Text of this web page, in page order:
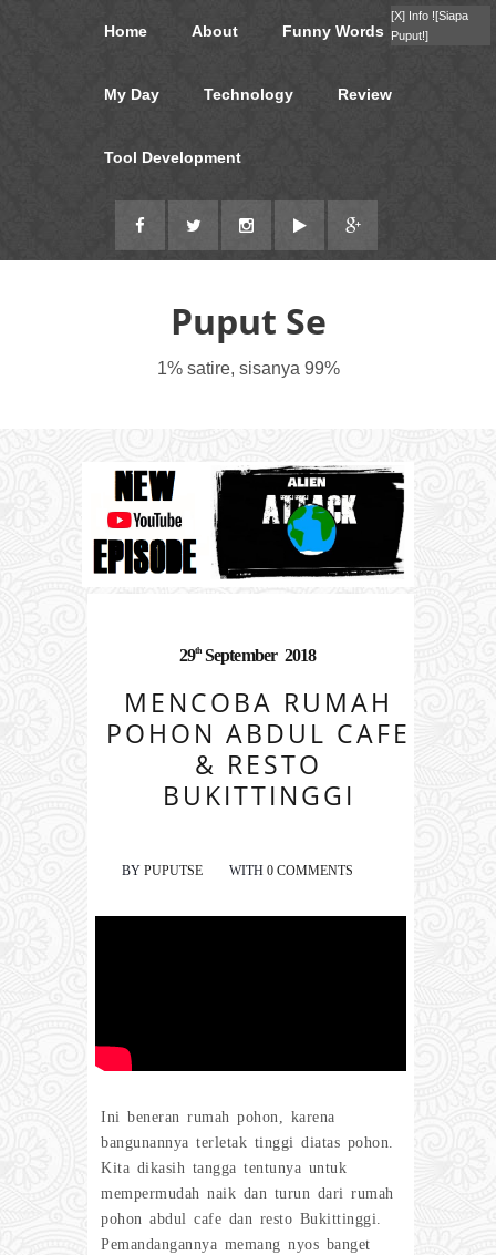
Home About Funny Words
My Day Technology Review
Tool Development
Puput Se
1% satire, sisanya 99%
29th September 2018
MENCOBA RUMAH
POHON ABDUL CAFE
& RESTO
BUKITTINGGI
BY PUPUTSE WITH 0 COMMENTS
Ini beneran rumah pohon, karena
bangunannya terletak tinggi diatas pohon.
Kita dikasih tangga tentunya untuk
mempermudah naik dan turun dari rumah
pohon abdul cafe dan resto Bukittinggi.
Pemandangannya memang nyos banget
[X] Info ![Siapa
Puput!]